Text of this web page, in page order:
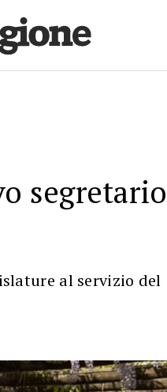
segretario
al servizio del